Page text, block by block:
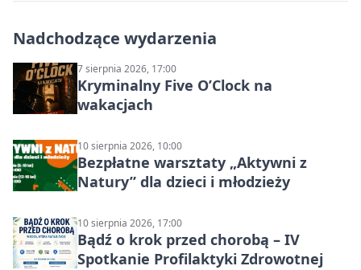
Nadchodzące wydarzenia
7 sierpnia 2026, 17:00
Kryminalny Five O’Clock na
wakacjach
10 sierpnia 2026, 10:00
Bezpłatne warsztaty „Aktywni z
Natury” dla dzieci i młodzieży
10 sierpnia 2026, 17:00
Bądź o krok przed chorobą – IV
Spotkanie Profilaktyki Zdrowotnej